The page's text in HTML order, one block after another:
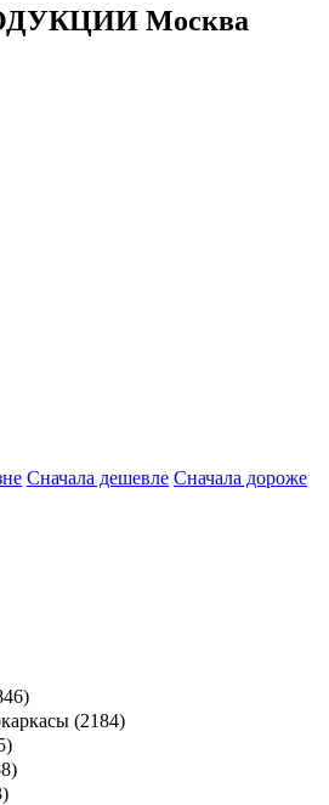
Москва
Сначала дешевле Сначала дороже
)
(2184)
)
)
)